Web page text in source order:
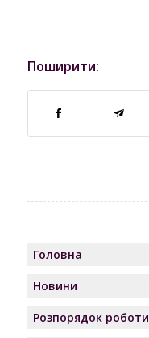
Поширити:
Головна
Новини
Розпорядок роботи